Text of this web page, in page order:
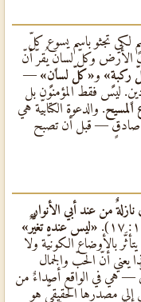
لكي تجثو باسم يسوع كلّ
الأرض وكلّ لسانٍ يُقرّ أنّ
ركبةٍ» و«كلّ لسانٍ» —
ليس فقط المؤمنون بل
المسيح. والدعوة الكتابيّة هي
صادقٍ — قبل أن تصبح
من عند أبي الأنوار
«ليس عنده تغيُّرٌ»
بالأوضاع الكونيّة ولا
يعني أنّ الحبّ والجمال
— هي في الواقع أصداءٌ من
إلى مصدرها الحقيقيٌّ هو